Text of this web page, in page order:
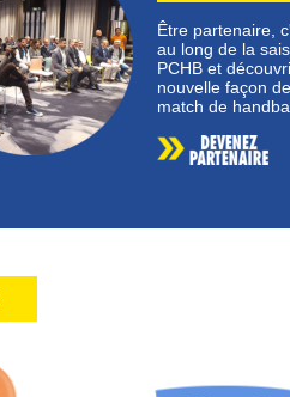
Être partenaire,
au long de la
PCHB et
nouvelle façon
match de